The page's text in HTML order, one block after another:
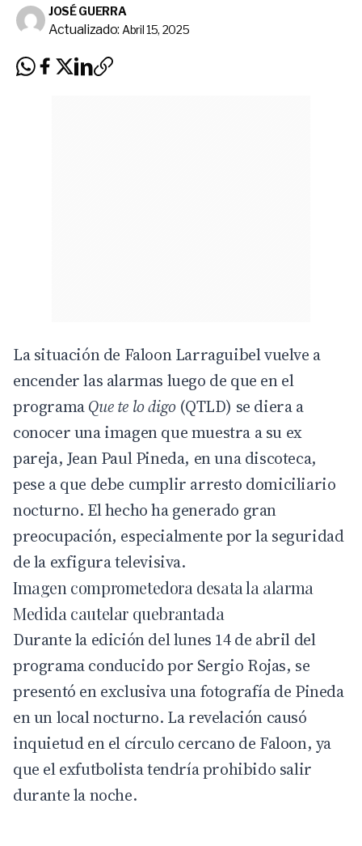
JOSÉ GUERRA
Actualizado: Abril 15, 2025
La situación de Faloon Larraguibel vuelve a
encender las alarmas luego de que en el
programaQue te lo digo(QTLD) se diera a
conocer una imagen que muestra a su ex
pareja, Jean Paul Pineda, en una discoteca,
pese a que debe cumplir arresto domiciliario
nocturno. El hecho ha generado gran
preocupación, especialmente por la seguridad
de la exfigura televisiva.
Imagen comprometedora desata la alarma
Medida cautelar quebrantada
Durante la edición del lunes 14 de abril del
programa conducido por Sergio Rojas, se
presentó en exclusiva una fotografía de Pineda
en un local nocturno. La revelación causó
inquietud en el círculo cercano de Faloon, ya
que el exfutbolista tendría prohibido salir
durante la noche.